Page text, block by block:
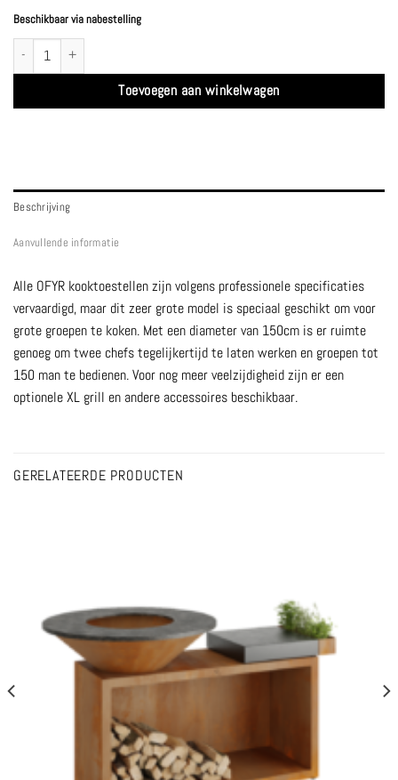
Beschikbaar via nabestelling
XL 150cm Corten - Ofyr aantal
Toevoegen aan winkelwagen
Beschrijving
Aanvullende informatie
Alle OFYR kooktoestellen zijn volgens professionele specificaties
vervaardigd, maar dit zeer grote model is speciaal geschikt om voor
grote groepen te koken. Met een diameter van 150cm is er ruimte
genoeg om twee chefs tegelijkertijd te laten werken en groepen tot
150 man te bedienen. Voor nog meer veelzijdigheid zijn er een
optionele XL grill en andere accessoires beschikbaar.
GERELATEERDE PRODUCTEN